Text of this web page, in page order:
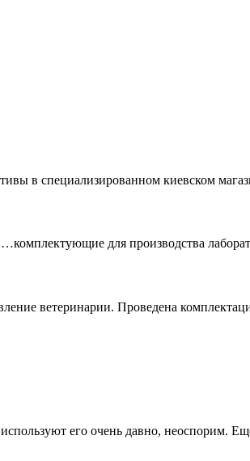
в специализированном киевском
для производства
ветеринарии. Проведена
его очень давно, неоспорим.